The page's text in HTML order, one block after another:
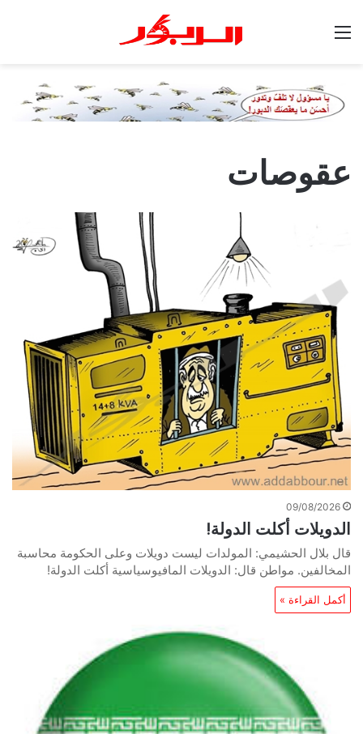
عقوصات
09/08/2026
الدويلات أكلت الدولة!
قال بلال الحشيمي: المولدات ليست دويلات وعلى الحكومة محاسبة
المخالفين. مواطن قال: الدويلات المافيوسياسية أكلت الدولة!
أكمل القراءة »